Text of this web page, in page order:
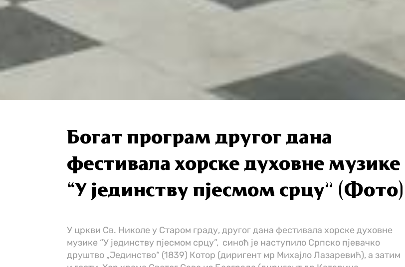
Богат програм другог дана
фестивала хорске духовне музике
“У јединству пјесмом срцу” (Фото)
У цркви Св. Николе у Старом граду, другог дана фестивала хорске духовне
музике “У јединству пјесмом срцу”, синоћ је наступило Српско пјевачко
друштво „Јединство“ (1839) Котор (диригент мр Михајло Лазаревић), а затим